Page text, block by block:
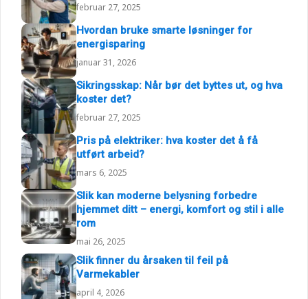
februar 27, 2025
Hvordan bruke smarte løsninger for
energisparing
januar 31, 2026
Sikringsskap: Når bør det byttes ut, og hva
koster det?
februar 27, 2025
Pris på elektriker: hva koster det å få
utført arbeid?
mars 6, 2025
Slik kan moderne belysning forbedre
hjemmet ditt – energi, komfort og stil i alle
rom
mai 26, 2025
Slik finner du årsaken til feil på
Varmekabler
april 4, 2026